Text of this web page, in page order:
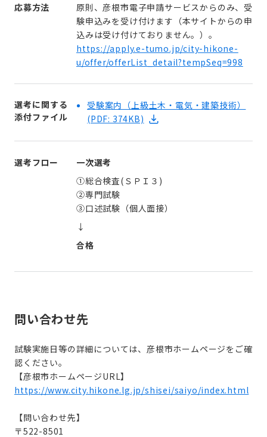
応募方法
原則、彦根市電⼦申請サービスからのみ、受
験申込みを受け付けます（本サイトからの申
込みは受け付けておりません。）。
https://apply.e-tumo.jp/city-hikone-
u/offer/offerList_detail?tempSeq=998
選考に関する
添付ファイル
受験案内（上級土木・電気・建築技術）
(PDF: 374KB)
選考フロー
一次選考
①総合検査(ＳＰＩ３)
②専門試験
③口述試験（個人面接）
↓
合格
問い合わせ先
試験実施日等の詳細については、彦根市ホームページをご確
認ください。
【彦根市ホームページURL】
https://www.city.hikone.lg.jp/shisei/saiyo/index.html
【問い合わせ先】
〒522-8501